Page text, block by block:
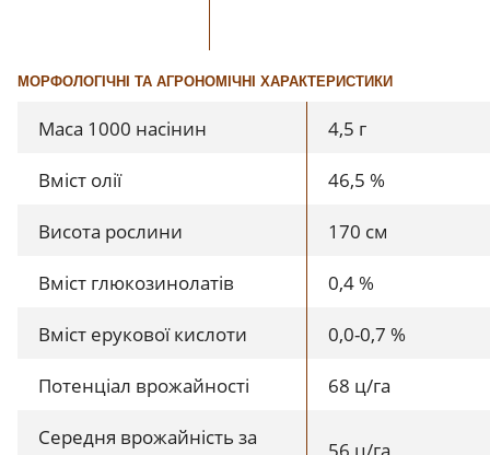
МОРФОЛОГІЧНІ ТА АГРОНОМІЧНІ ХАРАКТЕРИСТИКИ
Маса 1000 насінин
4,5 г
Вміст олії
46,5 %
Висота рослини
170 см
Вміст глюкозинолатів
0,4 %
Вміст ерукової кислоти
0,0-0,7 %
Потенціал врожайності
68 ц/га
Середня врожайність за
56 ц/га